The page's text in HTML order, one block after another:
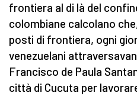
frontiera al di là del
colombiane calcolano
posti di frontiera, ogni
venezuelani
Francisco de Paula
città di Cucuta per